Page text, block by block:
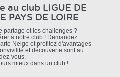
au club LIGUE DE
PAYS DE LOIRE
partage et les challenges ?
à notre club ! Demandez
Neige et profitez d'avantages
et découverte sont au
vous.
mieux dans un club !